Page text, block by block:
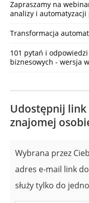
Zapraszamy na
analizy i automatyzacji
Transformacja
101 pytań i
biznesowych - wersja
Udostępnij link
znajomej
Wybrana przez
adres e-mail link
służy tylko do